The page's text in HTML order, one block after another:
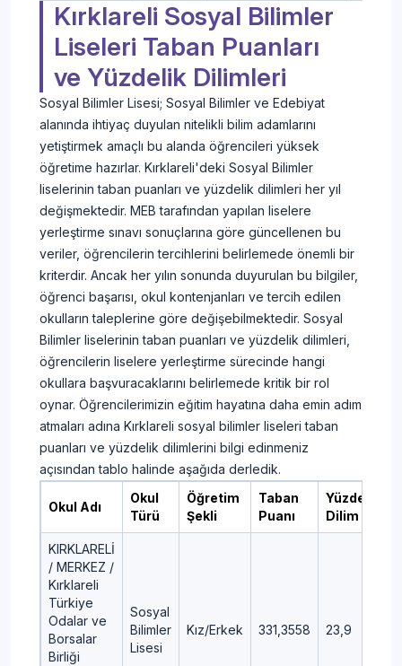
Kırklareli Sosyal Bilimler
Liseleri Taban Puanları
ve Yüzdelik Dilimleri
Sosyal Bilimler Lisesi; Sosyal Bilimler ve Edebiyat
alanında ihtiyaç duyulan nitelikli bilim adamlarını
yetiştirmek amaçlı bu alanda öğrencileri yüksek
öğretime hazırlar. Kırklareli'deki Sosyal Bilimler
liselerinin taban puanları ve yüzdelik dilimleri her yıl
değişmektedir. MEB tarafından yapılan liselere
yerleştirme sınavı sonuçlarına göre güncellenen bu
veriler, öğrencilerin tercihlerini belirlemede önemli bir
kriterdir. Ancak her yılın sonunda duyurulan bu bilgiler,
öğrenci başarısı, okul kontenjanları ve tercih edilen
okulların taleplerine göre değişebilmektedir. Sosyal
Bilimler liselerinin taban puanları ve yüzdelik dilimleri,
öğrencilerin liselere yerleştirme sürecinde hangi
okullara başvuracaklarını belirlemede kritik bir rol
oynar. Öğrencilerimizin eğitim hayatına daha emin adım
atmaları adına Kırklareli sosyal bilimler liseleri taban
puanları ve yüzdelik dilimlerini bilgi edinmeniz
açısından tablo halinde aşağıda derledik.
Okul Adı
Okul
Türü
Öğretim
Şekli
Taban
Puanı
Yüzdelik
Dilim
KIRKLARELİ
/ MERKEZ /
Kırklareli
Türkiye
Odalar ve
Borsalar
Birliği
Sosyal
Bilimler
Lisesi
Kız/Erkek 331,3558 23,9